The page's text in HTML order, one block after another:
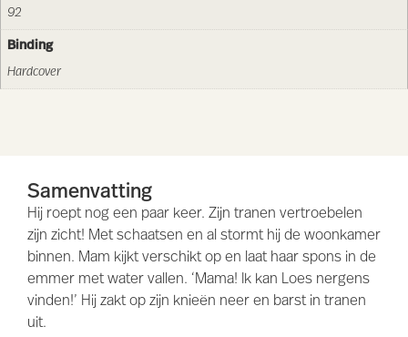
92
Binding
Hardcover
Samenvatting
Hij roept nog een paar keer. Zijn tranen vertroebelen
zijn zicht! Met schaatsen en al stormt hij de woonkamer
binnen. Mam kijkt verschikt op en laat haar spons in de
emmer met water vallen. ‘Mama! Ik kan Loes nergens
vinden!’ Hij zakt op zijn knieën neer en barst in tranen
uit.